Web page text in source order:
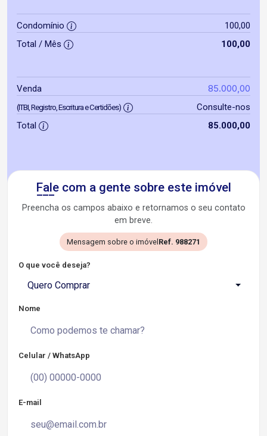
Condomínio
100,00
Total / Mês
100,00
Venda 85.000,00
(ITBI, Registro, Escritura e Certidões)
Consulte-nos
Total
85.000,00
Fale com a gente sobre este imóvel
Preencha os campos abaixo e retornamos o seu contato
em breve.
Mensagem sobre o imóvel Ref. 988271
O que você deseja?
Quero Comprar
Nome
Celular / WhatsApp
E-mail